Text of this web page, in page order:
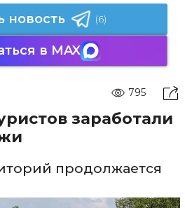
новость (6)
в MAX
795
заработали
продолжается